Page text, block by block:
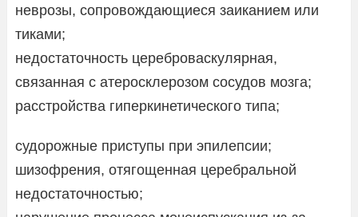
неврозы, сопровождающиеся заиканием или
тиками;
недостаточность цереброваскулярная,
связанная с атеросклерозом сосудов мозга;
расстройства гиперкинетического типа;
судорожные приступы при эпилепсии;
шизофрения, отягощенная церебральной
недостаточностью;